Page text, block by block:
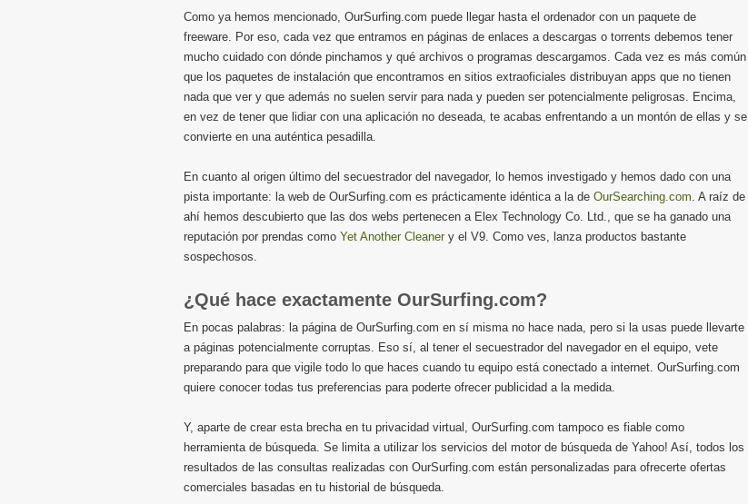
Como ya hemos mencionado, OurSurfing.com puede llegar hasta el ordenador con un paquete de
freeware. Por eso, cada vez que entramos en páginas de enlaces a descargas o torrents debemos tener
mucho cuidado con dónde pinchamos y qué archivos o programas descargamos. Cada vez es más común
que los paquetes de instalación que encontramos en sitios extraoficiales distribuyan apps que no tienen
nada que ver y que además no suelen servir para nada y pueden ser potencialmente peligrosas. Encima,
en vez de tener que lidiar con una aplicación no deseada, te acabas enfrentando a un montón de ellas y se
convierte en una auténtica pesadilla.
En cuanto al origen último del secuestrador del navegador, lo hemos investigado y hemos dado con una
pista importante: la web de OurSurfing.com es prácticamente idéntica a la de OurSearching.com. A raíz de
ahí hemos descubierto que las dos webs pertenecen a Elex Technology Co. Ltd., que se ha ganado una
reputación por prendas como Yet Another Cleanery el V9. Como ves, lanza productos bastante
sospechosos.
¿Qué hace exactamente OurSurfing.com?
En pocas palabras: la página de OurSurfing.com en sí misma no hace nada, pero si la usas puede llevarte
a páginas potencialmente corruptas. Eso sí, al tener el secuestrador del navegador en el equipo, vete
preparando para que vigile todo lo que haces cuando tu equipo está conectado a internet. OurSurfing.com
quiere conocer todas tus preferencias para poderte ofrecer publicidad a la medida.
Y, aparte de crear esta brecha en tu privacidad virtual, OurSurfing.com tampoco es fiable como
herramienta de búsqueda. Se limita a utilizar los servicios del motor de búsqueda de Yahoo! Así, todos los
resultados de las consultas realizadas con OurSurfing.com están personalizadas para ofrecerte ofertas
comerciales basadas en tu historial de búsqueda.